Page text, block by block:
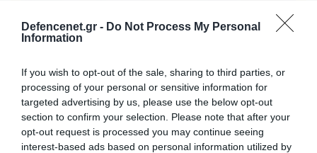
Defencenet.gr - Do Not Process My Personal
Information
If you wish to opt-out of the sale, sharing to third parties, or
processing of your personal or sensitive information for
targeted advertising by us, please use the below opt-out
section to confirm your selection. Please note that after your
opt-out request is processed you may continue seeing
interest-based ads based on personal information utilized by
07.08.2026 | 19:02
αντεπίθεση στο Κολομίγτσι: Δείτε το πριν & το
μετά της προσπάθειάς τους (βίντεο)